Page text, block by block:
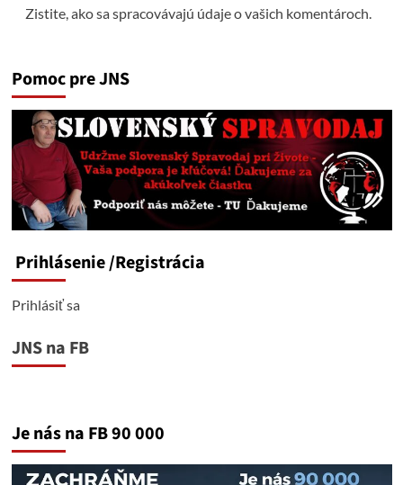
Zistite, ako sa spracovávajú údaje o vašich komentároch.
Pomoc pre JNS
Prihlásenie/Registrácia
Prihlásiť sa
JNS na FB
Je nás na FB 90 000